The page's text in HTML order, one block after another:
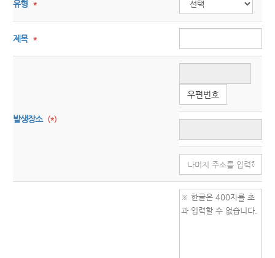
유형 *
제목 *
발생장소 (*)
우편번호